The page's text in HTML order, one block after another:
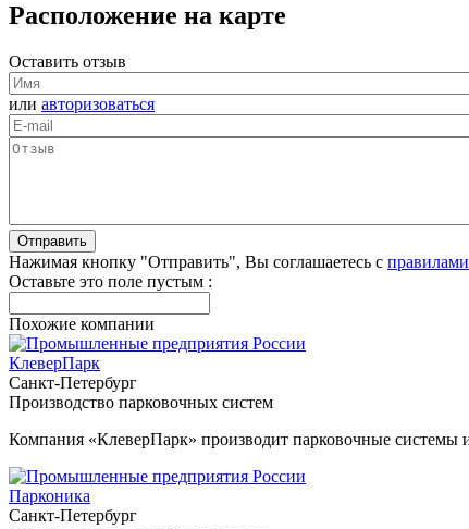
Расположение на карте
Оставить отзыв
или авторизоваться
Нажимая кнопку "Отправить", Вы соглашаетесь с
Оставьте это поле пустым :
Похожие компании
КлеверПарк
Санкт-Петербург
Производство парковочных систем
Компания «КлеверПарк» производит парковочные системы
Парконика
Санкт-Петербург